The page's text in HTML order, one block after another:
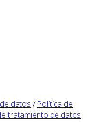
datos / Política de
tratamiento de datos